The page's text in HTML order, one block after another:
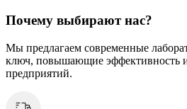
Почему выбирают нас?
Мы предлагаем современные
ключ, повышающие эффективность
предприятий.